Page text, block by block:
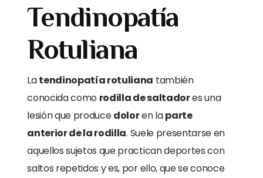
Tendinopatía
Rotuliana
Latendinopatía rotuliana también
conocida como rodilla de saltadores una
lesión que producedoloren laparte
anterior de la rodilla. Suele presentarse en
aquellos sujetos que practican deportes con
saltos repetidos y es, por ello, que se conoce